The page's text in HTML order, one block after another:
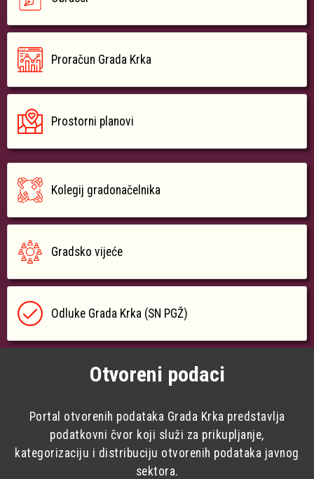
Proračun Grada Krka
Prostorni planovi
Kolegij gradonačelnika
Gradsko vijeće
Odluke Grada Krka (SN PGŽ)
Otvoreni podaci
Portal otvorenih podataka Grada Krka predstavlja
podatkovni čvor koji služi za prikupljanje,
kategorizaciju i distribuciju otvorenih podataka javnog
sektora.